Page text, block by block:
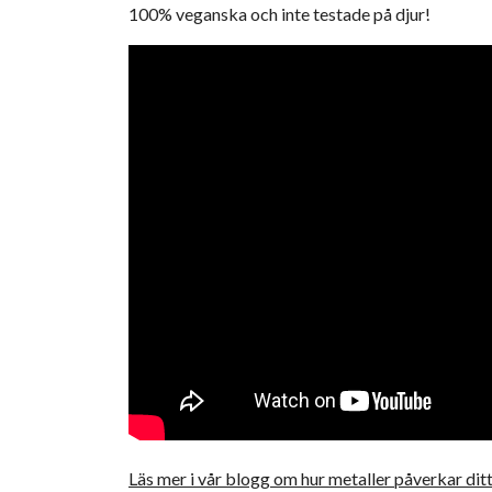
100% veganska och inte testade på djur!
Läs mer i vår blogg om hur metaller påverkar